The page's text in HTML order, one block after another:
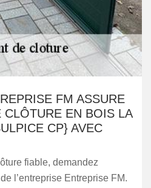
FM ASSURE
CLÔTURE EN BOIS LA
CP} AVEC
fiable, demandez
l’entreprise Entreprise FM.